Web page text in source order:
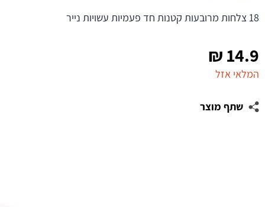
14.9
₪
המלאי אזל
שתף מוצר
18 צלחות מרובעות קטנות חד פעמיות עשויות נייר